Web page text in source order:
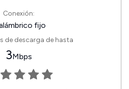
Conexión:
fijo
de descarga de hasta
3Mbps